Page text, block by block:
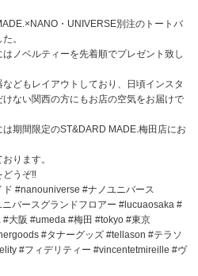
・UNIVERSE別注のトートバ
。
ノベルティーを先着順でプレゼント致し
どもレイアウトしており、日頃インスタ
ない関西の方にもお店の空気をお届けで
期間限定のST&DARD MADE.梅田店にお
ります。
うぞ‼︎
#nanouniverse #ナノユニバース
バースグランドフロアー #lucuaosaka #
大阪 #umeda #梅田 #tokyo #東京
#タナーグッズ #tellason #テラソ
#フィデリティー #vincentetmireille #ヴ